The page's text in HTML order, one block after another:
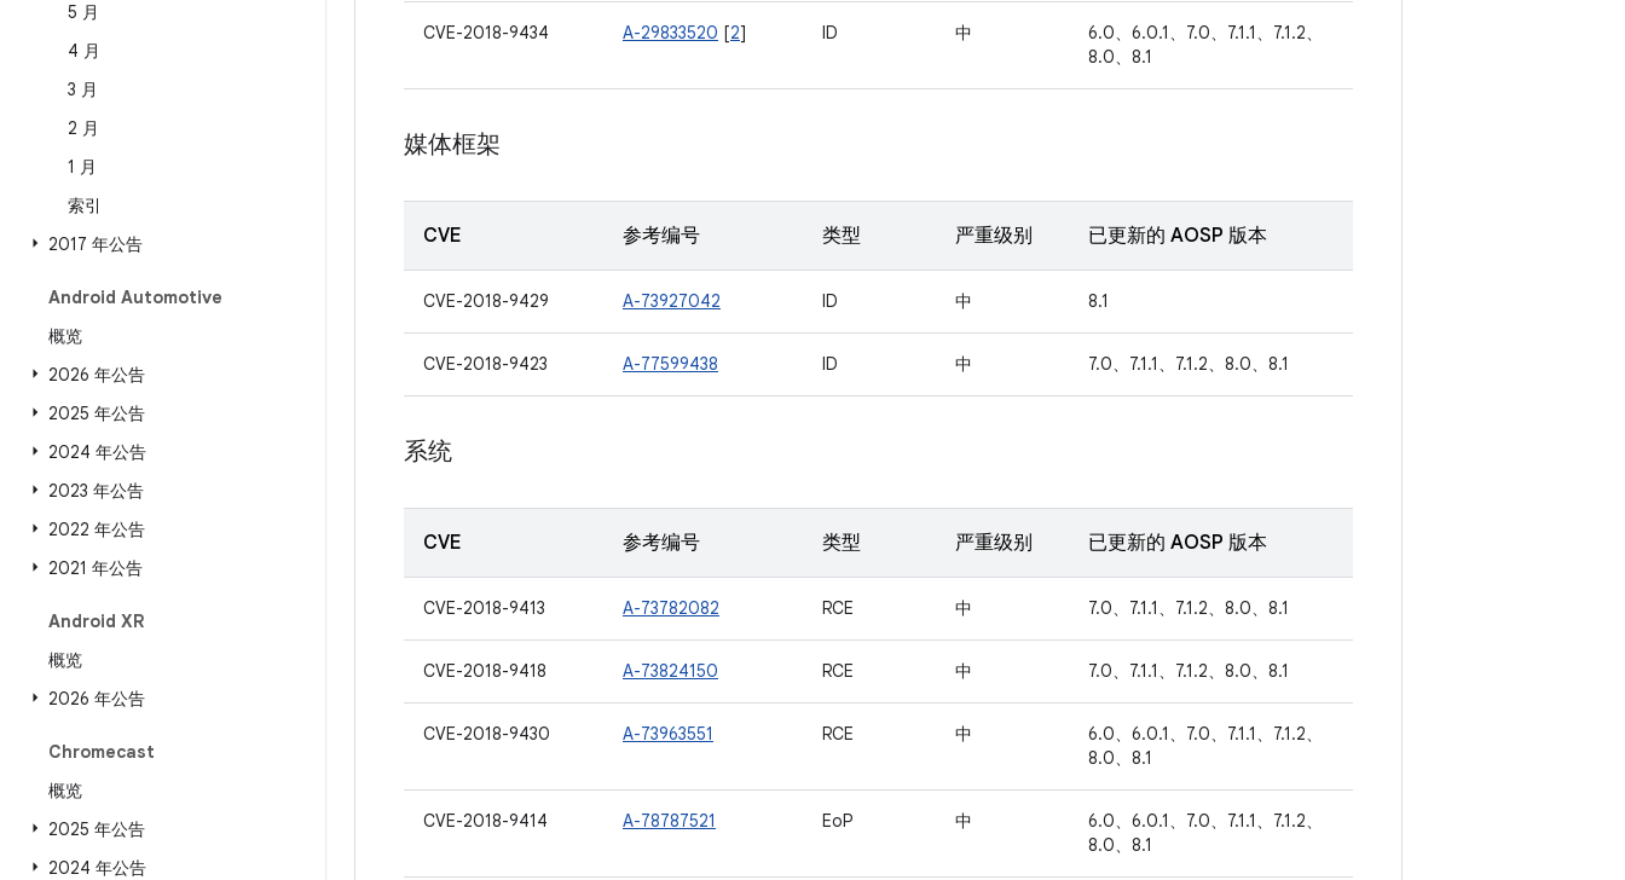
5 月
4 月
3 月
2 月
1 月
索引
2017 年公告
Android Automotive
概览
2026 年公告
2025 年公告
2024 年公告
2023 年公告
2022 年公告
2021 年公告
Android XR
概览
2026 年公告
Chromecast
概览
2025 年公告
2024 年公告
CVE-2018-9434 A-29833520 [2] ID 中
6.0、6.0.1、7.0、7.1.1、7.1.2、
8.0、8.1
媒体框架
CVE 参考编号 类型 严重级别 已更新的 AOSP 版本
CVE-2018-9429 A-73927042 ID 中 8.1
CVE-2018-9423 A-77599438 ID 中 7.0、7.1.1、7.1.2、8.0、8.1
系统
CVE 参考编号 类型 严重级别 已更新的 AOSP 版本
CVE-2018-9413 A-73782082 RCE 中 7.0、7.1.1、7.1.2、8.0、8.1
CVE-2018-9418 A-73824150 RCE 中 7.0、7.1.1、7.1.2、8.0、8.1
CVE-2018-9430 A-73963551 RCE 中
6.0、6.0.1、7.0、7.1.1、7.1.2、
8.0、8.1
CVE-2018-9414 A-78787521 EoP 中
6.0、6.0.1、7.0、7.1.1、7.1.2、
8.0、8.1